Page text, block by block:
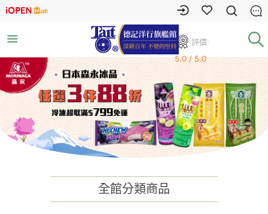
評價:
5.0 / 5.0
全館分類商品